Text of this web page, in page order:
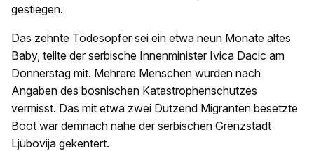
gestiegen.
Das zehnte Todesopfer sei ein etwa neun Monate altes
Baby, teilte der serbische Innenminister Ivica Dacic am
Donnerstag mit. Mehrere Menschen wurden nach
Angaben des bosnischen Katastrophenschutzes
vermisst. Das mit etwa zwei Dutzend Migranten besetzte
Boot war demnach nahe der serbischen Grenzstadt
Ljubovija gekentert.